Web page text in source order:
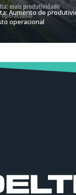
Aumento de
operacional